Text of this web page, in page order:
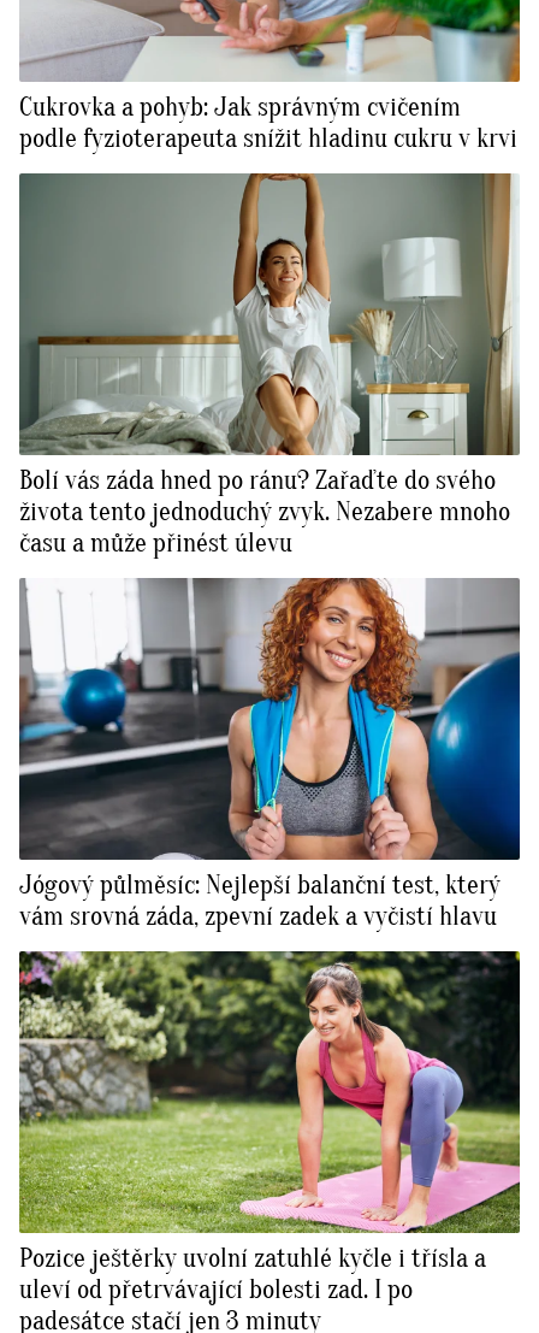
Cukrovka a pohyb: Jak správným cvičením
podle fyzioterapeuta snížit hladinu cukru v krvi
Bolí vás záda hned po ránu? Zařaďte do svého
života tento jednoduchý zvyk. Nezabere mnoho
času a může přinést úlevu
Jógový půlměsíc: Nejlepší balanční test, který
vám srovná záda, zpevní zadek a vyčistí hlavu
Pozice ještěrky uvolní zatuhlé kyčle i třísla a
uleví od přetrvávající bolesti zad. I po
padesátce stačí jen 3 minuty